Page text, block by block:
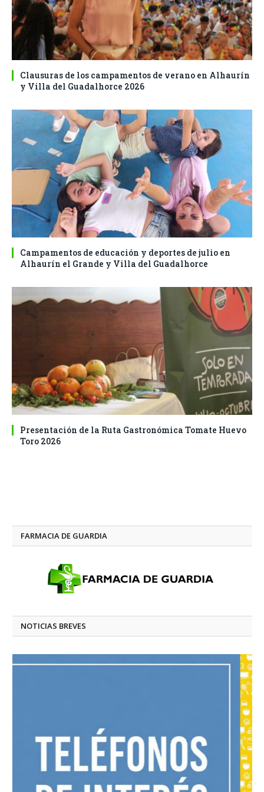
Clausuras de los campamentos de verano en Alhaurín
y Villa del Guadalhorce 2026
Campamentos de educación y deportes de julio en
Alhaurín el Grande y Villa del Guadalhorce
Presentación de la Ruta Gastronómica Tomate Huevo
Toro 2026
FARMACIA DE GUARDIA
NOTICIAS BREVES